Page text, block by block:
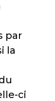
par
la
ci